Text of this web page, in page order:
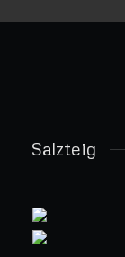
Salzteig